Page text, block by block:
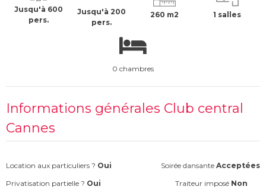
Jusqu'à 600
pers.
Jusqu'à 200
pers.
260 m2 1 salles
0 chambres
Informations générales Club central
Cannes
Location aux particuliers ? Oui Soirée dansante Acceptées
Privatisation partielle ? Oui Traiteur imposé Non